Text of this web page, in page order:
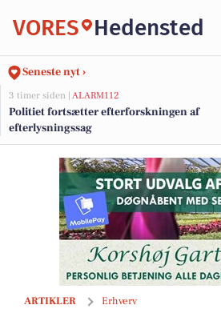
VORES Hedensted
Seneste nyt ›
3 timer siden | ALARM112
Politiet fortsætter efterforskningen af
efterlysningssag
ARTIKLER Erhverv
Mød Karina Christensen: